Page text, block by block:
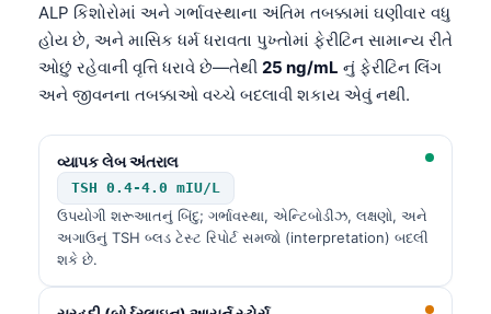
ALP કિશોરોમાં અને ગર્ભાવસ્થાના અંતિમ તબક્કામાં ઘણીવાર વધુ
હોય છે, અને માસિક ધર્મ ધરાવતા પુખ્તોમાં ફેરીટિન સામાન્ય રીતે
ઓછું રહેવાની વૃત્તિ ધરાવે છે—તેથી 25 ng/mL નું ફેરીટિન લિંગ
અને જીવનના તબક્કાઓ વચ્ચે બદલાવી શકાય એવું નથી.
વ્યાપક લેબ અંતરાલ
TSH 0.4-4.0 mIU/L
ઉપયોગી શરૂઆતનું બિંદુ; ગર્ભાવસ્થા, એન્ટિબોડીઝ, લક્ષણો, અને
અગાઉનું TSH બ્લડ ટેસ્ટ રિપોર્ટ સમજો (interpretation) બદલી
શકે છે.